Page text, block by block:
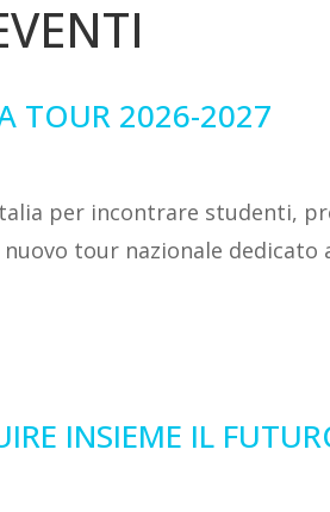
TOUR 2026-2027
per incontrare studenti,
tour nazionale dedicato
INSIEME IL